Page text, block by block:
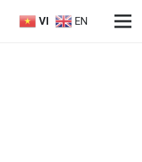
VI EN